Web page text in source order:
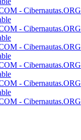
- Cibernautas.ORG
- Cibernautas.ORG
- Cibernautas.ORG
- Cibernautas.ORG
- Cibernautas.ORG
- Cibernautas.ORG